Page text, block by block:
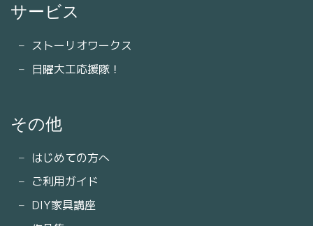
サービス
ストーリオワークス
日曜大工応援隊！
その他
はじめての方へ
ご利用ガイド
DIY家具講座